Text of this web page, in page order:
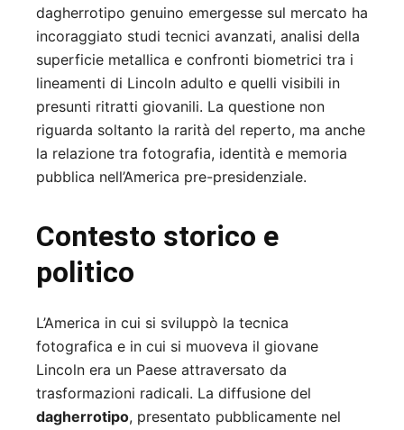
dagherrotipo genuino emergesse sul mercato ha
incoraggiato studi tecnici avanzati, analisi della
superficie metallica e confronti biometrici tra i
lineamenti di Lincoln adulto e quelli visibili in
presunti ritratti giovanili. La questione non
riguarda soltanto la rarità del reperto, ma anche
la relazione tra fotografia, identità e memoria
pubblica nell’America pre-presidenziale.
Contesto storico e
politico
L’America in cui si sviluppò la tecnica
fotografica e in cui si muoveva il giovane
Lincoln era un Paese attraversato da
trasformazioni radicali. La diffusione del
dagherrotipo, presentato pubblicamente nel